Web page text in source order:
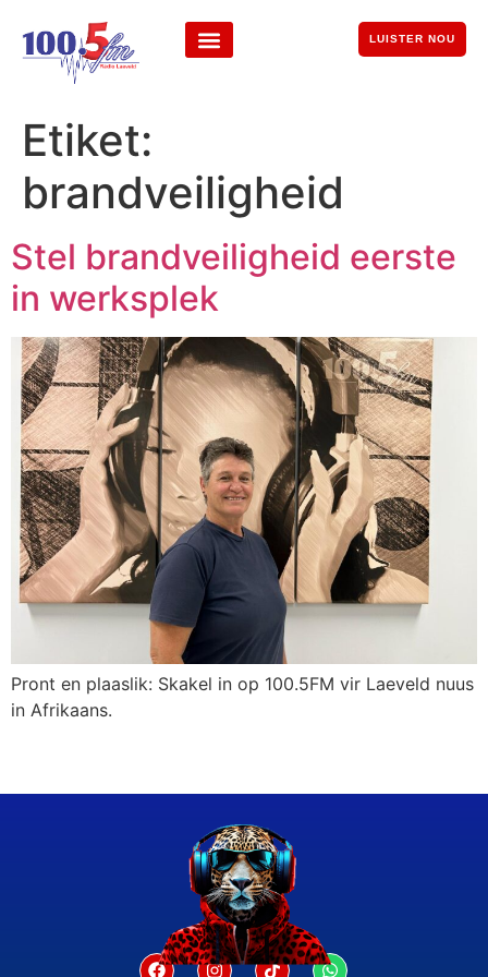
LUISTER NOU
Etiket:
brandveiligheid
Stel brandveiligheid eerste
in werksplek
Pront en plaaslik: Skakel in op 100.5FM vir Laeveld nuus
in Afrikaans.